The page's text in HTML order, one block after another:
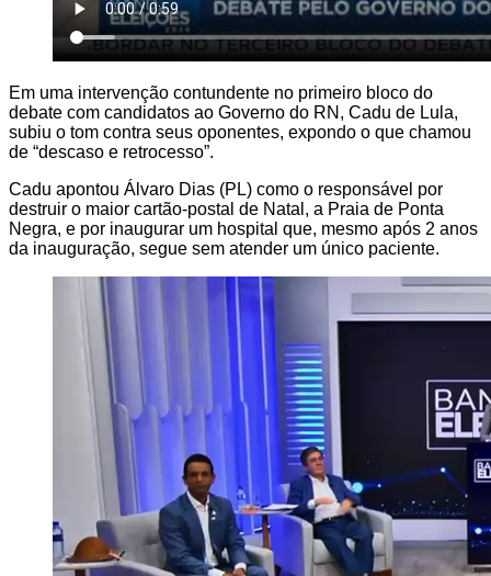
Em uma intervenção contundente no primeiro bloco do
debate com candidatos ao Governo do RN, Cadu de Lula,
subiu o tom contra seus oponentes, expondo o que chamou
de “descaso e retrocesso”.
Cadu apontou Álvaro Dias (PL) como o responsável por
destruir o maior cartão-postal de Natal, a Praia de Ponta
Negra, e por inaugurar um hospital que, mesmo após 2 anos
da inauguração, segue sem atender um único paciente.